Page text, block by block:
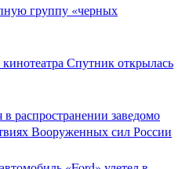
группу «черных
Спутник открылась
распространении заведомо
Вооруженных сил России